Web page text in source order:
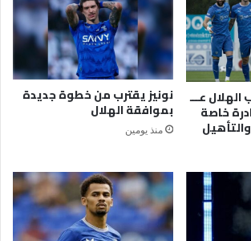
عـــ
خاصة
نونيز يقترب من خطوة جديدة
بموافقة الهلال
منذ يومين